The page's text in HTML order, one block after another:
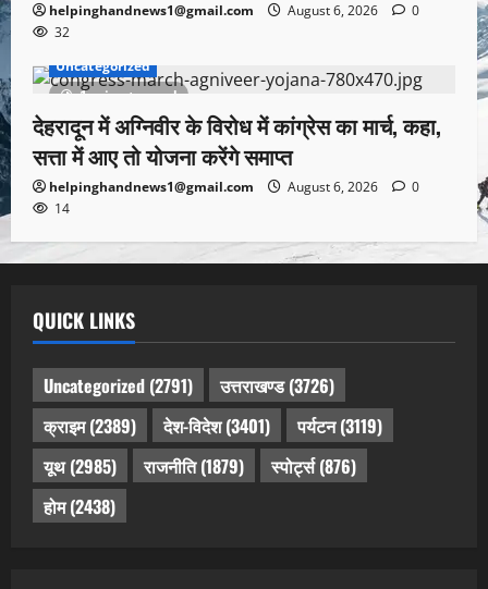
helpinghandnews1@gmail.com August 6, 2026
0
32
1 minute read
Uncategorized
देहरादून में अग्निवीर के विरोध में कांग्रेस का मार्च, कहा,
सत्ता में आए तो योजना करेंगे समाप्त
helpinghandnews1@gmail.com August 6, 2026
0
14
QUICK LINKS
Uncategorized (2791) उत्तराखण्ड(3726)
क्राइम(2389) देश-विदेश(3401) पर्यटन(3119)
यूथ(2985) राजनीति(1879) स्पोर्ट्स(876)
होम(2438)